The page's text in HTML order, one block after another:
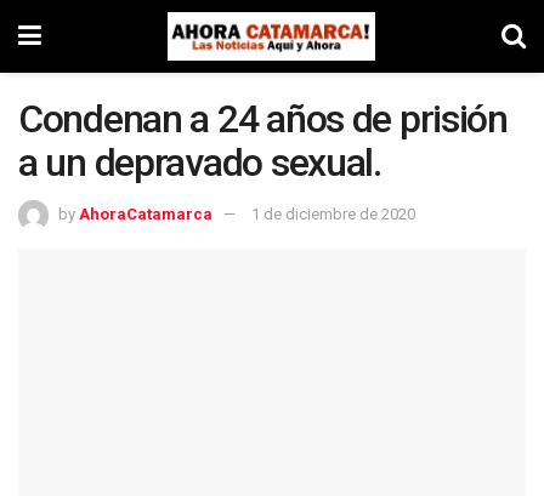
Condenan a 24 años de prisión
a un depravado sexual.
by AhoraCatamarca 1 de diciembre de 2020